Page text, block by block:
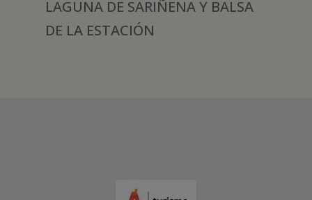
LAGUNA DE SARIÑENA Y BALSA
DE LA ESTACIÓN